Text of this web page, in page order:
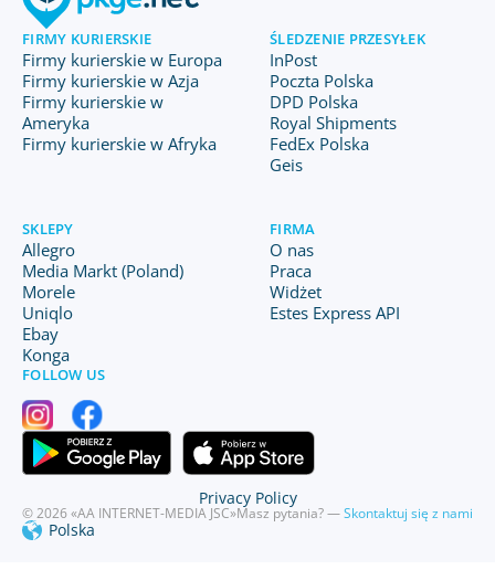
FIRMY KURIERSKIE
Firmy kurierskie w Europa
Firmy kurierskie w Azja
Firmy kurierskie w
Ameryka
Firmy kurierskie w Afryka
ŚLEDZENIE PRZESYŁEK
InPost
Poczta Polska
DPD Polska
Royal Shipments
FedEx Polska
Geis
SKLEPY
Allegro
Media Markt (Poland)
Morele
Uniqlo
Ebay
Konga
FIRMA
O nas
Praca
Widżet
Estes Express API
FOLLOW US
© 2026 «AA INTERNET-MEDIA JSC»Masz pytania? —Skontaktuj się z nami
Polska
Privacy Policy